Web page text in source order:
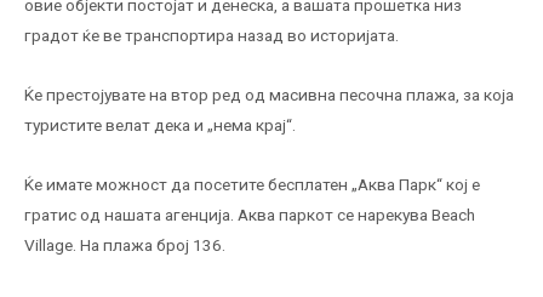
овие објекти постојат и денеска, а вашата прошетка низ
градот ќе ве транспортира назад во историјата.
Ќе престојувате на втор ред од масивна песочна плажа, за која
туристите велат дека и „нема крај“.
Ќе имате можност да посетите бесплатен „Аква Парк“ кој е
гратис од нашата агенција. Аква паркот се нарекува Beach
Village. На плажа број 136.